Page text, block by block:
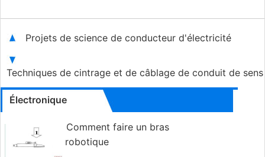
Projets de science de conducteur d'électricité
Techniques de cintrage et de câblage de conduit de
Électronique
Comment faire un bras
robotique